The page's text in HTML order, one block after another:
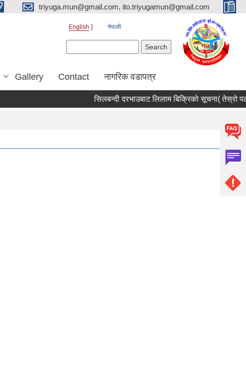
triyuga.mun@gmail.com, ito.triyugamun@gmail.com
English नेपाली
Gallery Contact नागरिक वडापत्र
सिलबन्दी दरभाउबाट लिलाम बिक्रिको सूचना( तेस्रो